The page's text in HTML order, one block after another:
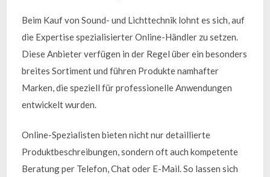
Beim Kauf von Sound- und Lichttechnik lohnt es sich, auf
die Expertise spezialisierter Online-Händler zu setzen.
Diese Anbieter verfügen in der Regel über ein besonders
breites Sortiment und führen Produkte namhafter
Marken, die speziell für professionelle Anwendungen
entwickelt wurden.
Online-Spezialisten bieten nicht nur detaillierte
Produktbeschreibungen, sondern oft auch kompetente
Beratung per Telefon, Chat oder E-Mail. So lassen sich